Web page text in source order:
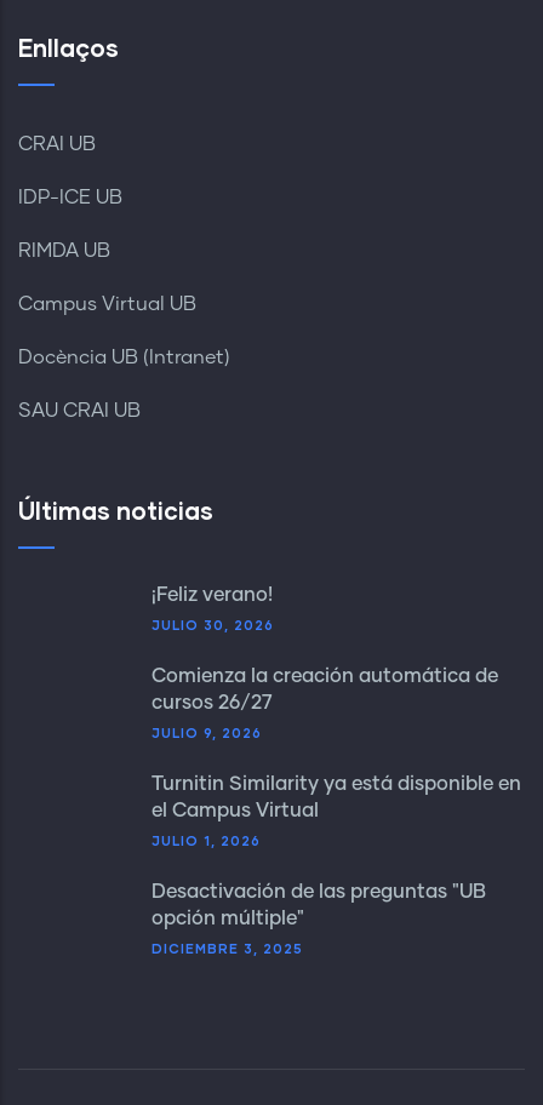
Enllaços
CRAI UB
IDP-ICE UB
RIMDA UB
Campus Virtual UB
Docència UB (Intranet)
SAU CRAI UB
Últimas noticias
¡Feliz verano!
JULIO 30, 2026
Comienza la creación automática de
cursos 26/27
JULIO 9, 2026
Turnitin Similarity ya está disponible en
el Campus Virtual
JULIO 1, 2026
Desactivación de las preguntas "UB
opción múltiple"
DICIEMBRE 3, 2025